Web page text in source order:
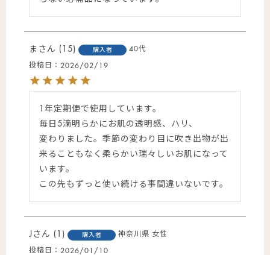
ま 15 購入者 40代
投稿日 2026/02/19
1年定期便で使用しています。
毎日5滴明らかにお肌の透明感、ハリ、
変わりました。季節の変わり目に吹き出物が出
来ることもなく柔らかい瑞々しいお肌になって
います。
この先もずっと使い続ける事間違いないです。
J 1 購入者 神奈川県 女性
投稿日 2026/01/10